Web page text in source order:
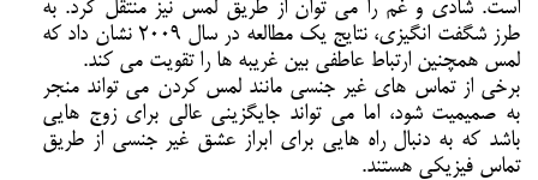
است. شادی و غم را می توان از طریق لمس نیز منتقل کرد. به
طرز شگفت انگیزی، نتایج یک مطالعه در سال 2009 نشان داد که
لمس همچنین ارتباط عاطفی بین غریبه ها را تقویت می کند.
برخی از تماس های غیر جنسی مانند لمس کردن می تواند منجر
به صمیمیت شود، اما می تواند جایگزینی عالی برای زوج هایی
باشد که به دنبال راه هایی برای ابراز عشق غیر جنسی از طریق
تماس فیزیکی هستند.